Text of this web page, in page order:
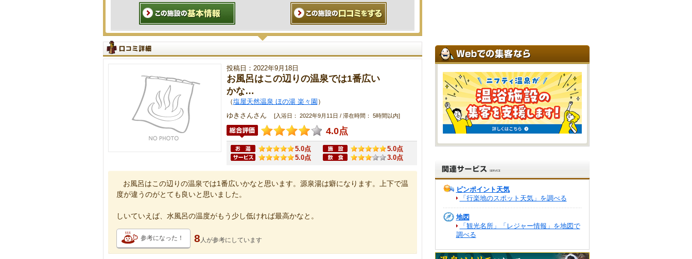
投稿日：2022年9月18日
お風呂はこの辺りの温泉では1番広い
かな…
（塩屋天然温泉 ほの湯 楽々園 ）
ゆきさんさん
[入浴日： 2022年9月11日 / 滞在時間： 5時間以内]
4.0点
5.0点
5.0点
5.0点
3.0点
お風呂はこの辺りの温泉では1番広いかなと思います。源泉湯は癖になります。上下で温
度が違うのがとても良いと思いました。
しいていえば、水風呂の温度がもう少し低ければ最高かなと。
参考になった！ 8 人が参考にしています
ピンポイント天気
「行楽地のスポット天気」を調べる
地図
「観光名所」「レジャー情報」を地図で
調べる